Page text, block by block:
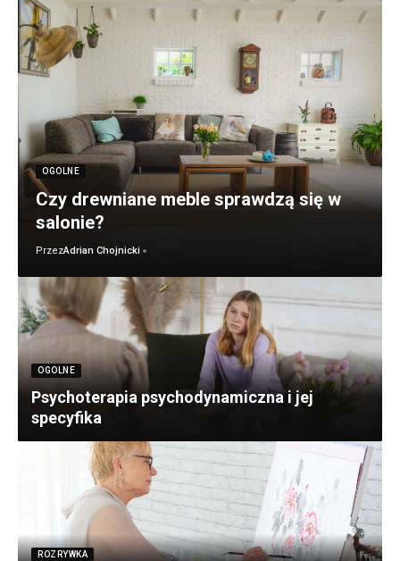
OGOLNE
Czy drewniane meble sprawdzą się w
salonie?
PrzezAdrian Chojnicki
OGOLNE
Psychoterapia psychodynamiczna i jej
specyfika
ROZRYWKA